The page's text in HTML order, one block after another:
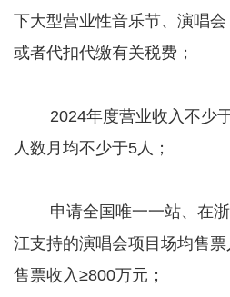
下大型营业性音乐节、演唱
或者代扣代缴有关税费；
2024年度营业收入不少于
人数月均不少于5人；
申请全国唯一一站、在浙
江支持的演唱会项目场均售
售票收入≥800万元；